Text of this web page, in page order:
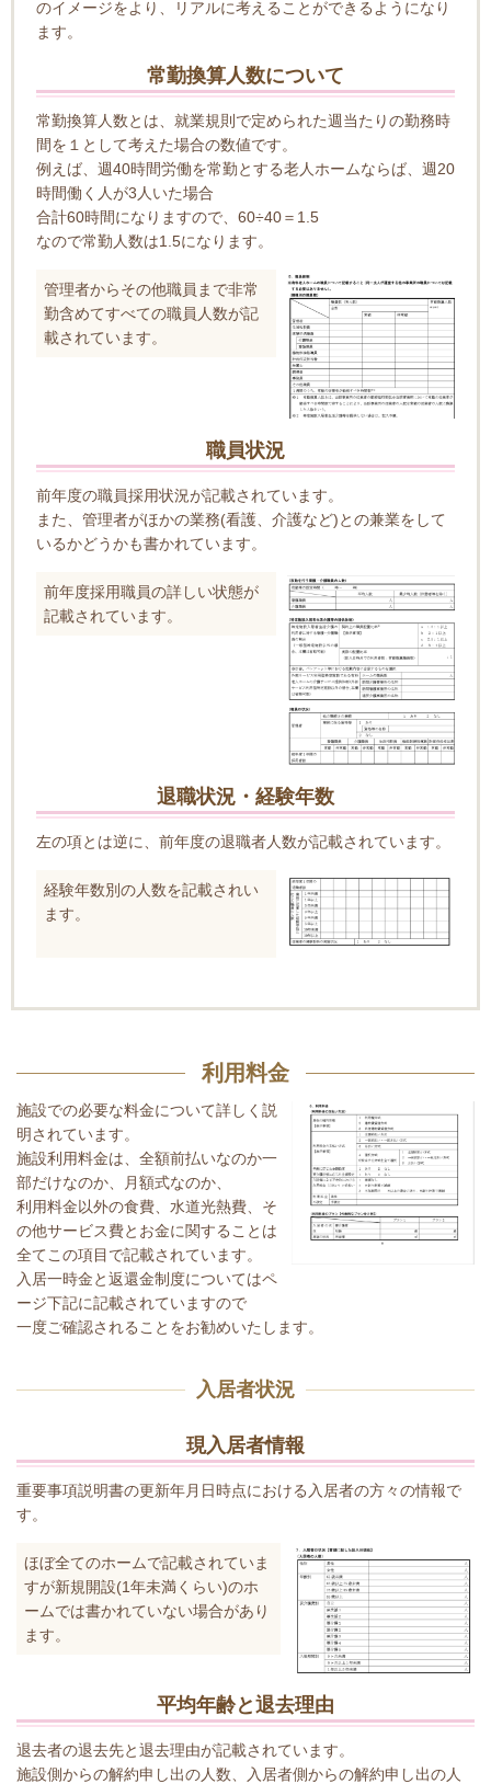
のイメージをより、リアルに考えることができるようになり
ます。
常勤換算人数について
常勤換算人数とは、就業規則で定められた週当たりの勤務時
間を１として考えた場合の数値です。
例えば、週40時間労働を常勤とする老人ホームならば、週20
時間働く人が3人いた場合
合計60時間になりますので、60÷40＝1.5
なので常勤人数は1.5になります。
管理者からその他職員まで非常
勤含めてすべての職員人数が記
載されています。
職員状況
前年度の職員採用状況が記載されています。
また、管理者がほかの業務(看護、介護など)との兼業をして
いるかどうかも書かれています。
前年度採用職員の詳しい状態が
記載されています。
退職状況・経験年数
左の項とは逆に、前年度の退職者人数が記載されています。
経験年数別の人数を記載されい
ます。
利用料金
施設での必要な料金について詳しく説
明されています。
施設利用料金は、全額前払いなのか一
部だけなのか、月額式なのか、
利用料金以外の食費、水道光熱費、そ
の他サービス費とお金に関することは
全てこの項目で記載されています。
入居一時金と返還金制度についてはペ
ージ下記に記載されていますので
一度ご確認されることをお勧めいたします。
入居者状況
現入居者情報
重要事項説明書の更新年月日時点における入居者の方々の情報で
す。
ほぼ全てのホームで記載されていま
すが新規開設(1年未満くらい)のホ
ームでは書かれていない場合があり
ます。
平均年齢と退去理由
退去者の退去先と退去理由が記載されています。
施設側からの解約申し出の人数、入居者側からの解約申し出の人